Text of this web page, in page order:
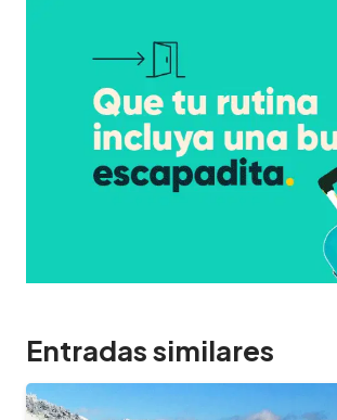
Entradas similares